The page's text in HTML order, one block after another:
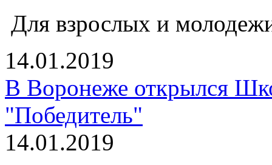
Для взрослых и
14.01.2019
В Воронеже открылся
"Победитель"
14.01.2019